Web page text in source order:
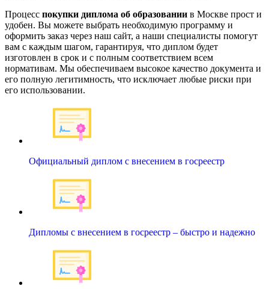
Процесс покупки диплома об образовании в Москве прост и
удобен. Вы можете выбрать необходимую программу и
оформить заказ через наш сайт, а наши специалисты помогут
вам с каждым шагом, гарантируя, что диплом будет
изготовлен в срок и с полным соответствием всем
нормативам. Мы обеспечиваем высокое качество документа и
его полную легитимность, что исключает любые риски при
его использовании.
Официальный диплом с внесением в госреестр
Дипломы с внесением в госреестр – быстро и надежно